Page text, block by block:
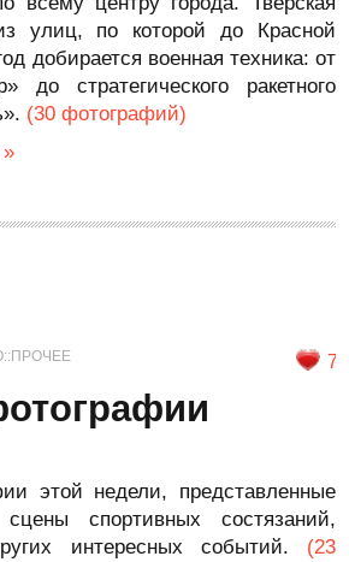
улиц, по которой до Красной
добирается военная техника: от
до стратегического ракетного
(30 фотографий)
7
этой недели, представленные
спортивных состязаний,
интересных событий. (23